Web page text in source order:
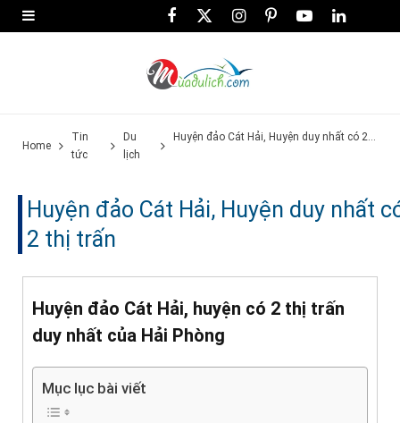
c
b
o
T
i
r
)
I
s
a
r
m
P
e
e
t
Y
u
e
L
e
I
Home
Tin
tức
Du
lịch
Huyện đảo Cát Hải, Huyện duy nhất có 2 thị trấn
Huyện đảo Cát Hải, Huyện duy nhất
2 thị trấn
Huyện đảo Cát Hải, huyện có 2 thị trấn
duy nhất của Hải Phòng
Mục lục bài viết